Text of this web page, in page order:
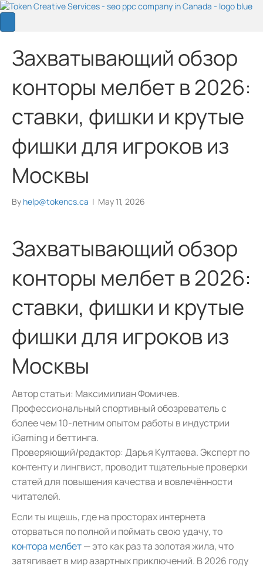
Захватывающий обзор
конторы мелбет в 2026:
ставки, фишки и крутые
фишки для игроков из
Москвы
By help@tokencs.ca | May 11, 2026
Захватывающий обзор
конторы мелбет в 2026:
ставки, фишки и крутые
фишки для игроков из
Москвы
Автор статьи: Максимилиан Фомичев.
Профессиональный спортивный обозреватель с
более чем 10-летним опытом работы в индустрии
iGaming и беттинга.
Проверяющий/редактор: Дарья Култаева. Эксперт по
контенту и лингвист, проводит тщательные проверки
статей для повышения качества и вовлечённости
читателей.
Если ты ищешь, где на просторах интернета
оторваться по полной и поймать свою удачу, то
контора мелбет— это как раз та золотая жила, что
затягивает в мир азартных приключений. В 2026 году